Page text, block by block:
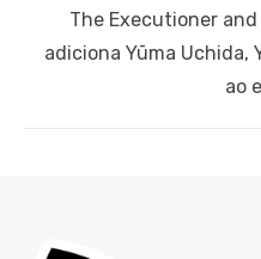
Next
post:
The Executioner
adiciona Yūma Uchida,
ao